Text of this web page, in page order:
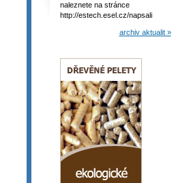
naleznete na stránce
http://estech.esel.cz/napsali
archiv aktualit »